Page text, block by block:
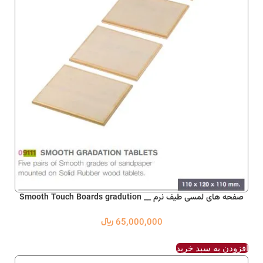
صفحه های لمسی طیف نرم __ Smooth Touch Boards gradution
65,000,000 ﷼
افزودن به سبد خرید